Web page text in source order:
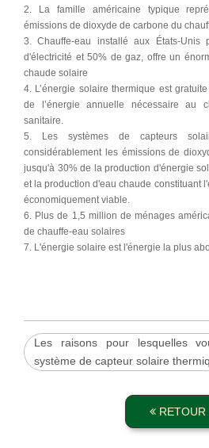
2. La famille américaine typique
émissions de dioxyde de carbone du
3. Chauffe-eau installé aux États-
d'électricité et 50% de gaz, offre un
chaude solaire
4. L’énergie solaire thermique est
de l’énergie annuelle nécessaire au
sanitaire.
5. Les systèmes de capteurs
considérablement les émissions de
jusqu'à 30% de la production d'énergie
et la production d'eau chaude constituant
économiquement viable.
6. Plus de 1,5 million de ménages
de chauffe-eau solaires
7. L'énergie solaire est l'énergie la plus
Les raisons pour lesquelles
système de capteur solaire
RETOUR